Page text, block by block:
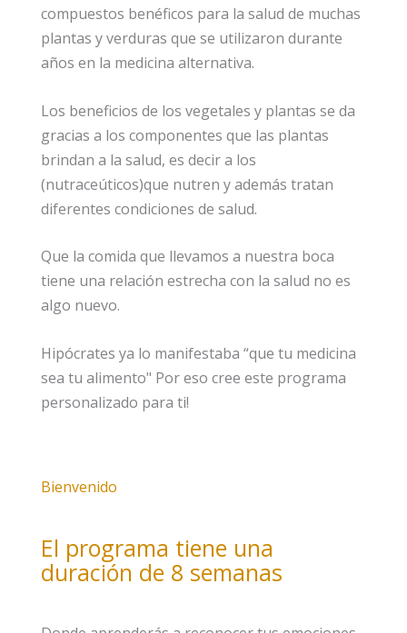
compuestos benéficos para la salud de muchas
plantas y verduras que se utilizaron durante
años en la medicina alternativa.
Los beneficios de los vegetales y plantas se da
gracias a los componentes que las plantas
brindan a la salud, es decir a los
(nutraceúticos)que nutren y además tratan
diferentes condiciones de salud.
Que la comida que llevamos a nuestra boca
tiene una relación estrecha con la salud no es
algo nuevo.
Hipócrates ya lo manifestaba “que tu medicina
sea tu alimento" Por eso cree este programa
personalizado para ti!
Bienvenido
El programa tiene una
duración de 8 semanas